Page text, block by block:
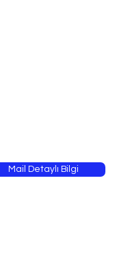
Mail Detaylı Bilgi